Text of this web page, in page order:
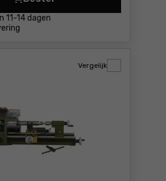
11-14 dagen
Draaibank Proxxon FD
Vergelijk